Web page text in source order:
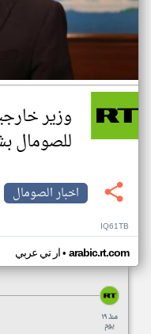
وزير
للصومال
اخبار الصومال
IQ61TB
ار تي عربي• arabic.rt.com
منذ ١٩
يوم